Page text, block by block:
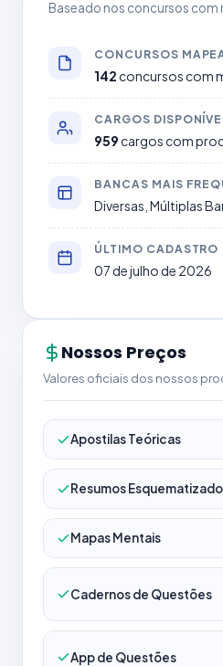
Baseado nos concursos com
CONCURSOS
142 concursos com
CARGOS
959 cargos com
BANCAS MAIS
Diversas, Múltiplas
ÚLTIMO CADASTRO
07 de julho de 2026
Nossos Preços
Valores oficiais dos nossos
Apostilas Teóricas
Resumos
Mapas Mentais
Cadernos de Questões
App de Questões